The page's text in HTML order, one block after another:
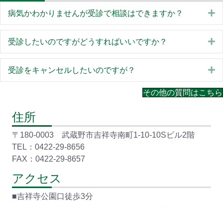
病気かわかりませんが受診で相談はできますか？
受診したいのですがどうすればいいですか？
受診をキャンセルしたいのですが？
その他の質問はこちら
住所
〒180-0003 武蔵野市吉祥寺南町1-10-10Sビル2階
TEL：0422-29-8656
FAX：0422-29-8657
アクセス
■吉祥寺公園口徒歩3分